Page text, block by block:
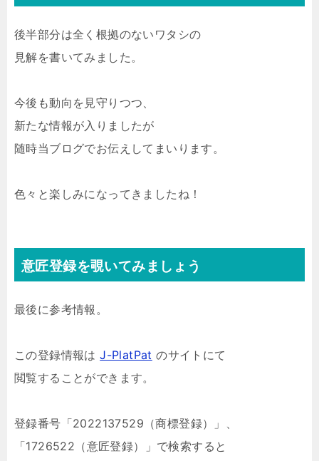
後半部分は全く根拠のないワタシの
見解を書いてみました。
今後も動向を見守りつつ、
新たな情報が入りましたが
随時当ブログでお伝えしてまいります。
色々と楽しみになってきましたね！
意匠登録を覗いてみましょう
最後に参考情報。
この登録情報はJ-PlatPat のサイトにて
閲覧することができます。
登録番号「2022137529（商標登録）」、
「1726522（意匠登録）」で検索すると